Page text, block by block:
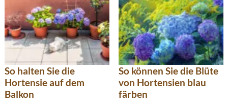
So halten Sie die
Hortensie auf dem
Balkon
So können Sie die Blüte
von Hortensien blau
färben